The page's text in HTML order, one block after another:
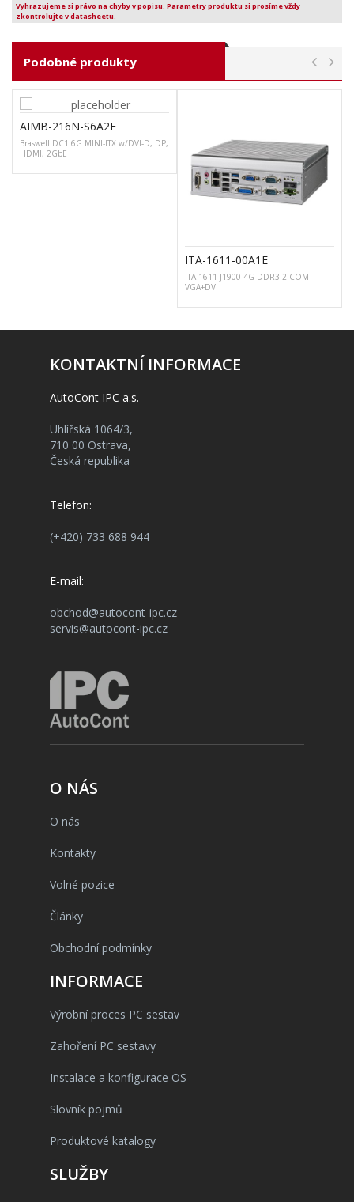
Vyhrazujeme si právo na chyby v popisu. Parametry produktu si prosíme vždy
zkontrolujte v datasheetu.
Podobné produkty
AIMB-216N-S6A2E
Braswell DC1.6G MINI-ITX w/DVI-D, DP,
HDMI, 2GbE
ITA-1611-00A1E
ITA-1611 J1900 4G DDR3 2 COM
VGA+DVI
KONTAKTNÍ INFORMACE
AutoCont IPC a.s.
Uhlířská 1064/3,
710 00 Ostrava,
Česká republika
Telefon:
(+420) 733 688 944
E-mail:
obchod@autocont-ipc.cz
servis@autocont-ipc.cz
O NÁS
O nás
Kontakty
Volné pozice
Články
Obchodní podmínky
INFORMACE
Výrobní proces PC sestav
Zahoření PC sestavy
Instalace a konfigurace OS
Slovník pojmů
Produktové katalogy
SLUŽBY